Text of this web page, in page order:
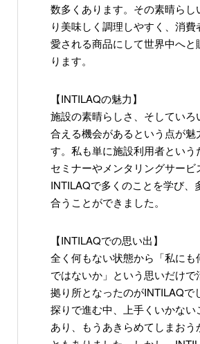
数多くあります。その素晴らし
り美味しく調理しやすく、消費
愛される商品にして世界中へと
ります。
【INTILAQの魅力】
施設の素晴らしさ、そしていろ
合える機会があるという点が魅
す。私も単に施設利用者という
セミナーやメンタリングサービ
INTILAQで多くのことを学び、
合うことができました。
【INTILAQでの思い出】
全く何もない状態から「私にも
ではないか」という思いだけで
拠り所となったのがINTILAQで
探りで進む中、上手くいかない
あり、もうあきらめてしまおう